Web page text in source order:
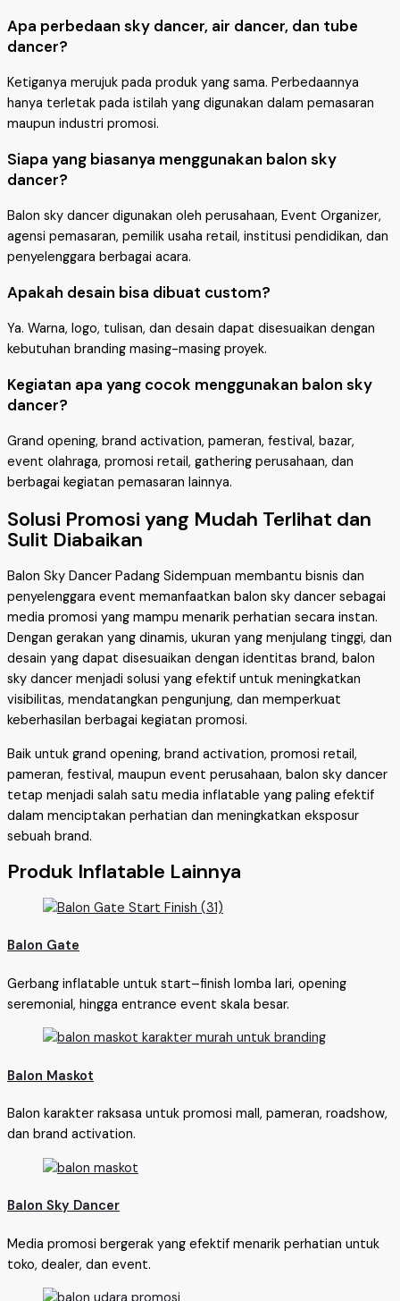
Apa perbedaan sky dancer, air dancer, dan tube
dancer?
Ketiganya merujuk pada produk yang sama. Perbedaannya
hanya terletak pada istilah yang digunakan dalam pemasaran
maupun industri promosi.
Siapa yang biasanya menggunakan balon sky
dancer?
Balon sky dancer digunakan oleh perusahaan, Event Organizer,
agensi pemasaran, pemilik usaha retail, institusi pendidikan, dan
penyelenggara berbagai acara.
Apakah desain bisa dibuat custom?
Ya. Warna, logo, tulisan, dan desain dapat disesuaikan dengan
kebutuhan branding masing-masing proyek.
Kegiatan apa yang cocok menggunakan balon sky
dancer?
Grand opening, brand activation, pameran, festival, bazar,
event olahraga, promosi retail, gathering perusahaan, dan
berbagai kegiatan pemasaran lainnya.
Solusi Promosi yang Mudah Terlihat dan
Sulit Diabaikan
Balon Sky Dancer Padang Sidempuan membantu bisnis dan
penyelenggara event memanfaatkan balon sky dancer sebagai
media promosi yang mampu menarik perhatian secara instan.
Dengan gerakan yang dinamis, ukuran yang menjulang tinggi, dan
desain yang dapat disesuaikan dengan identitas brand, balon
sky dancer menjadi solusi yang efektif untuk meningkatkan
visibilitas, mendatangkan pengunjung, dan memperkuat
keberhasilan berbagai kegiatan promosi.
Baik untuk grand opening, brand activation, promosi retail,
pameran, festival, maupun event perusahaan, balon sky dancer
tetap menjadi salah satu media inflatable yang paling efektif
dalam menciptakan perhatian dan meningkatkan eksposur
sebuah brand.
Produk Inflatable Lainnya
Balon Gate
Gerbang inflatable untuk start–finish lomba lari, opening
seremonial, hingga entrance event skala besar.
Balon Maskot
Balon karakter raksasa untuk promosi mall, pameran, roadshow,
dan brand activation.
Balon Sky Dancer
Media promosi bergerak yang efektif menarik perhatian untuk
toko, dealer, dan event.